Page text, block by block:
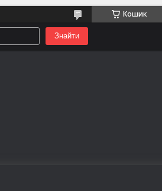
Кошик
Знайти